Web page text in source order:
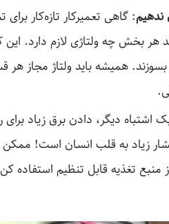
ندهیم: گاهی تعمیرکار تازه‌کار
هر بخش چه ولتاژی لازم دارد. این
همیشه باید ولتاژ مجاز هر
اشتباه دیگر، دادن برق زیاد
زیاد به قلب انسان است!
تغذیه قابل تنظیم استفاده